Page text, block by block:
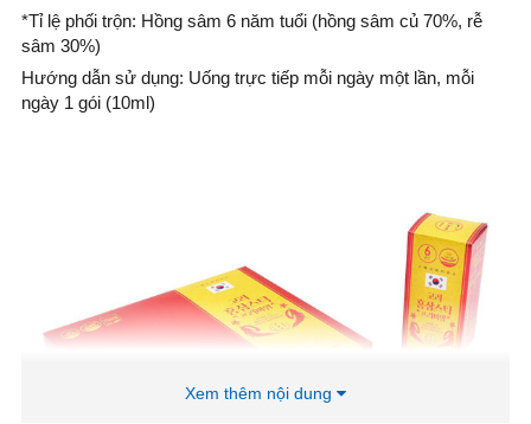
*Tỉ lệ phối trộn: Hồng sâm 6 năm tuổi (hồng sâm củ 70%, rễ
sâm 30%)
Hướng dẫn sử dụng: Uống trực tiếp mỗi ngày một lần, mỗi
ngày 1 gói (10ml)
Xem thêm nội dung